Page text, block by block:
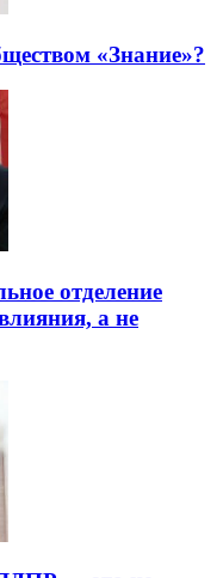
«Знание»?
отделение
а не